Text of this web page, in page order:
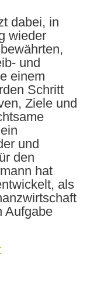
dabei, in
wieder
und
einem
Schritt
Ziele und
und
den
hat
als
Aufgabe